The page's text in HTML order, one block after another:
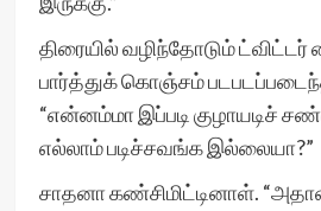
திரையில் வழிந்தோடும்
பார்த்துக் கொஞ்சம்
“என்னம்மா இப்படி குழாயடிச்
எல்லாம் படிச்சவங்க இல்லையா?”
சாதனா கண்சிமிட்டினாள்.